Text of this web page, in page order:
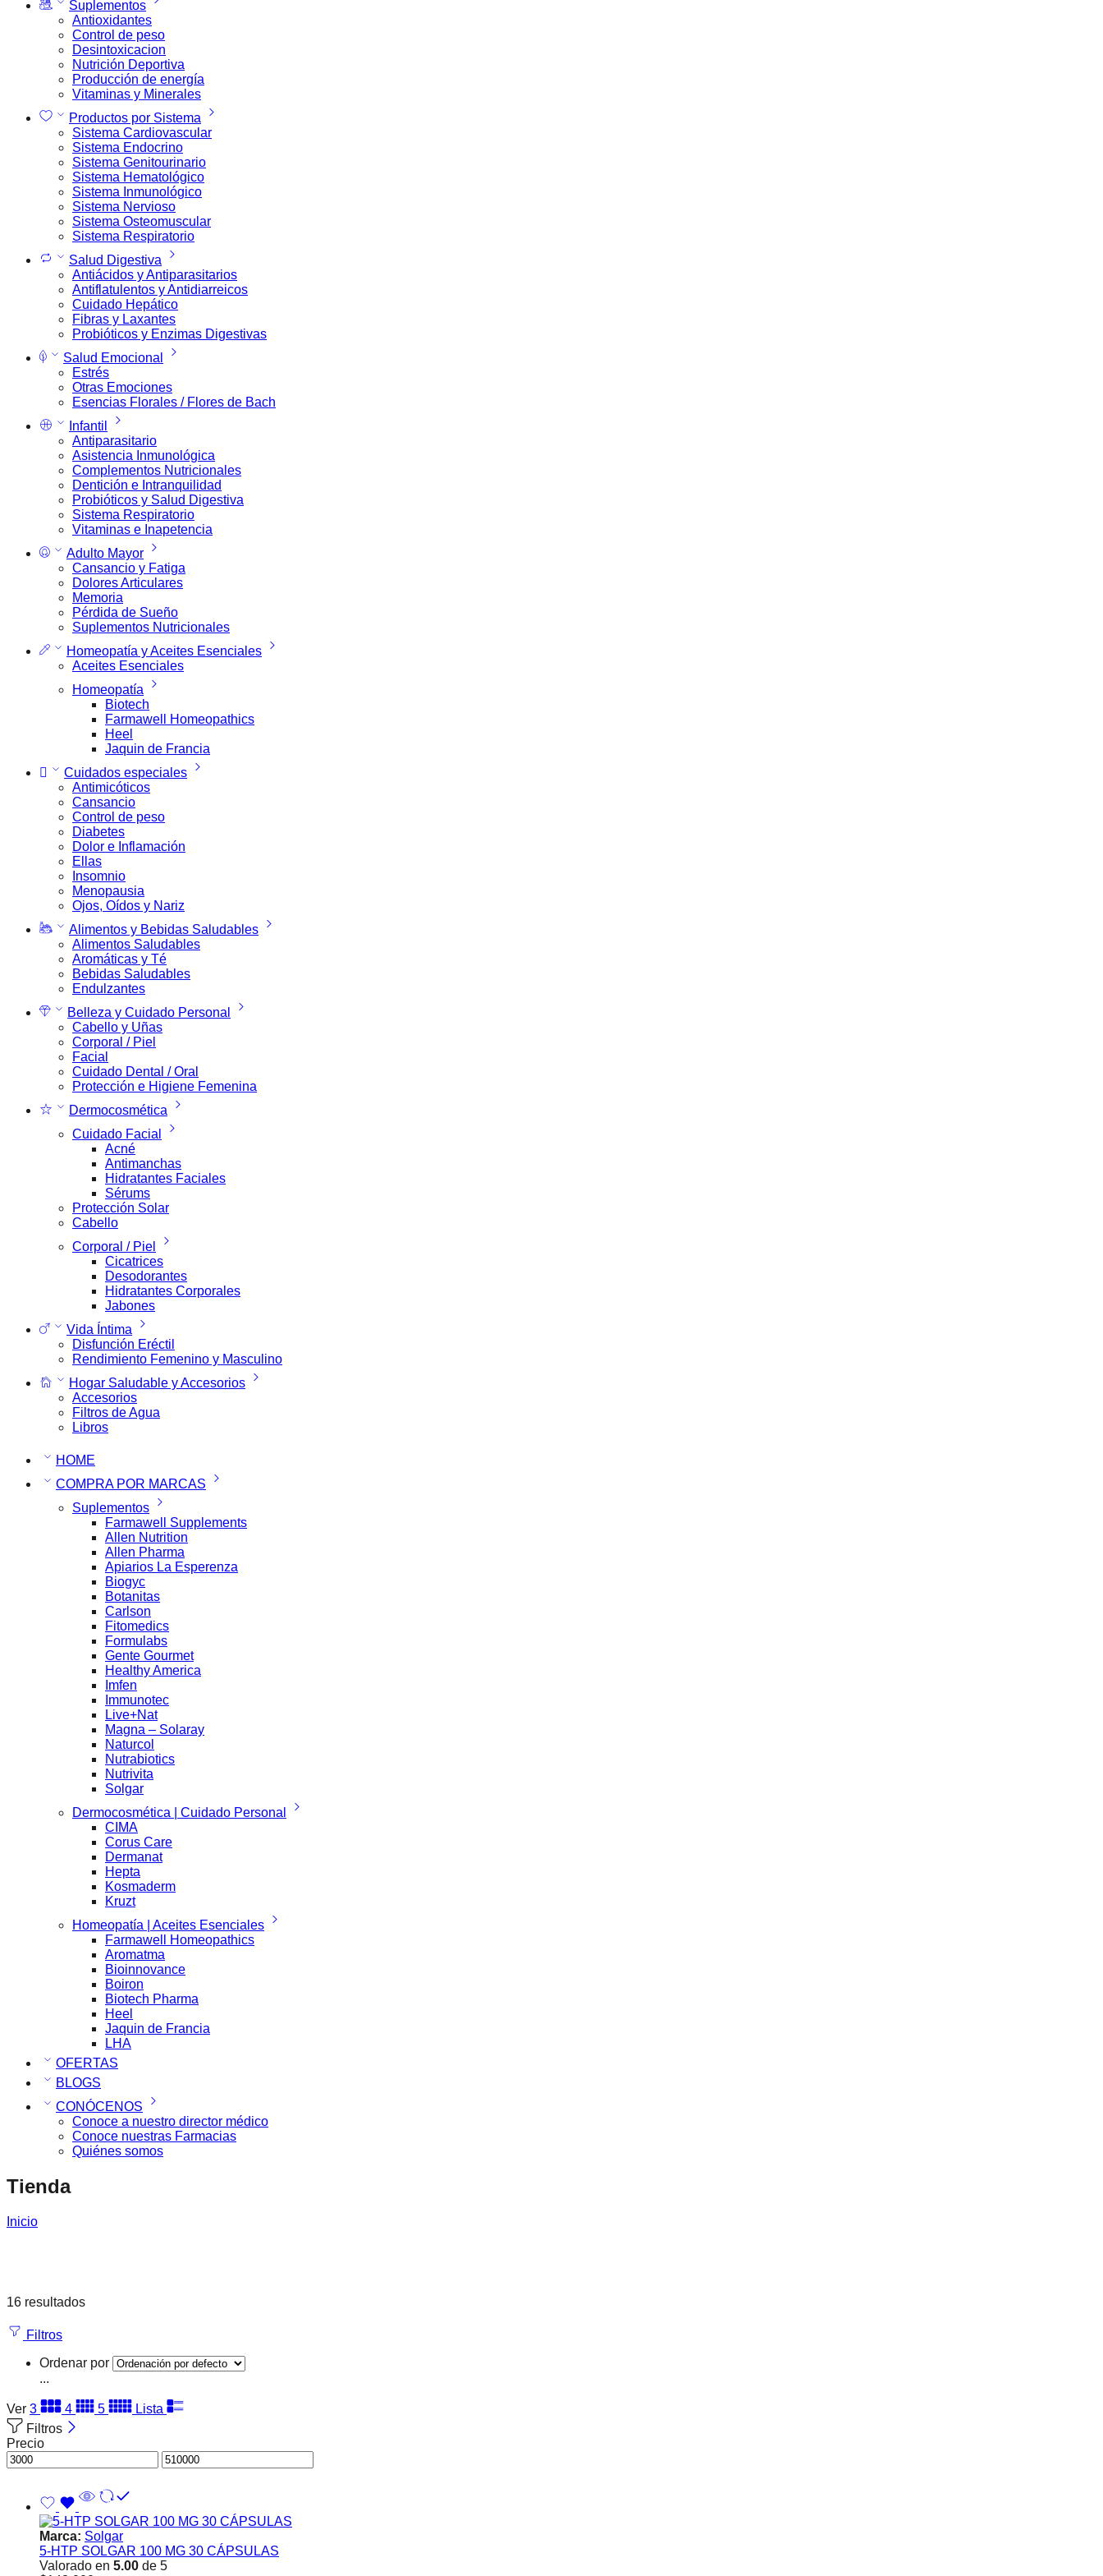
Suplementos
Antioxidantes
Control de peso
Desintoxicacion
Nutrición Deportiva
Producción de energía
Vitaminas y Minerales
Productos por Sistema
Sistema Cardiovascular
Sistema Endocrino
Sistema Genitourinario
Sistema Hematológico
Sistema Inmunológico
Sistema Nervioso
Sistema Osteomuscular
Sistema Respiratorio
Salud Digestiva
Antiácidos y Antiparasitarios
Antiflatulentos y Antidiarreicos
Cuidado Hepático
Fibras y Laxantes
Probióticos y Enzimas Digestivas
Salud Emocional
Estrés
Otras Emociones
Esencias Florales / Flores de Bach
Infantil
Antiparasitario
Asistencia Inmunológica
Complementos Nutricionales
Dentición e Intranquilidad
Probióticos y Salud Digestiva
Sistema Respiratorio
Vitaminas e Inapetencia
Adulto Mayor
Cansancio y Fatiga
Dolores Articulares
Memoria
Pérdida de Sueño
Suplementos Nutricionales
Homeopatía y Aceites Esenciales
Aceites Esenciales
Homeopatía
Biotech
Farmawell Homeopathics
Heel
Jaquin de Francia
Cuidados especiales
Antimicóticos
Cansancio
Control de peso
Diabetes
Dolor e Inflamación
Ellas
Insomnio
Menopausia
Ojos, Oídos y Nariz
Alimentos y Bebidas Saludables
Alimentos Saludables
Aromáticas y Té
Bebidas Saludables
Endulzantes
Belleza y Cuidado Personal
Cabello y Uñas
Corporal / Piel
Facial
Cuidado Dental / Oral
Protección e Higiene Femenina
Dermocosmética
Cuidado Facial
Acné
Antimanchas
Hidratantes Faciales
Sérums
Protección Solar
Cabello
Corporal / Piel
Cicatrices
Desodorantes
Hidratantes Corporales
Jabones
Vida Íntima
Disfunción Eréctil
Rendimiento Femenino y Masculino
Hogar Saludable y Accesorios
Accesorios
Filtros de Agua
Libros
HOME
COMPRA POR MARCAS
Suplementos
Farmawell Supplements
Allen Nutrition
Allen Pharma
Apiarios La Esperenza
Biogyc
Botanitas
Carlson
Fitomedics
Formulabs
Gente Gourmet
Healthy America
Imfen
Immunotec
Live+Nat
Magna – Solaray
Naturcol
Nutrabiotics
Nutrivita
Solgar
Dermocosmética | Cuidado Personal
CIMA
Corus Care
Dermanat
Hepta
Kosmaderm
Kruzt
Homeopatía | Aceites Esenciales
Farmawell Homeopathics
Aromatma
Bioinnovance
Boiron
Biotech Pharma
Heel
Jaquin de Francia
LHA
OFERTAS
BLOGS
CONÓCENOS
Conoce a nuestro director médico
Conoce nuestras Farmacias
Quiénes somos
Tienda
Inicio
16 resultados
Filtros
Ordenar por
...
Ver 3 4 5
Lista
Filtros
Precio
Marca: Solgar
5-HTP SOLGAR 100 MG 30 CÁPSULAS
Valorado en 5.00 de 5